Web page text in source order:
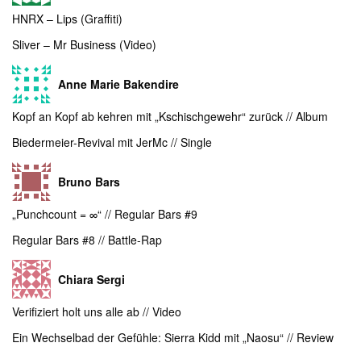
HNRX – Lips (Graffiti)
Sliver – Mr Business (Video)
Anne Marie Bakendire
Kopf an Kopf ab kehren mit „Kschischgewehr“ zurück // Album
Biedermeier-Revival mit JerMc // Single
Bruno Bars
„Punchcount = ∞“ // Regular Bars #9
Regular Bars #8 // Battle-Rap
Chiara Sergi
Verifiziert holt uns alle ab // Video
Ein Wechselbad der Gefühle: Sierra Kidd mit „Naosu“ // Review